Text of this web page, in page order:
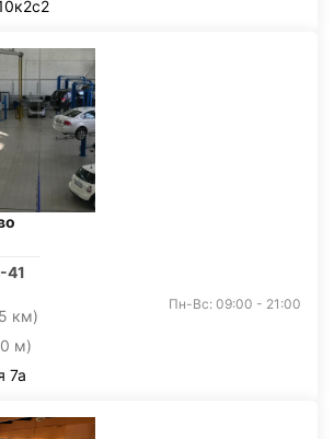
41
км)
м)
Пн-Вс: 09:00 - 21:00
7а